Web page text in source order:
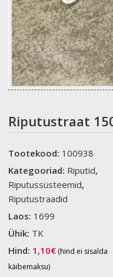
Riputustraat
Tootekood: 100938
Kategooriad: Riputid,
Riputussüsteemid,
Riputustraadid
Laos: 1699
Ühik: TK
Hind: 1,10€ (hind ei sisalda
käibemaksu)